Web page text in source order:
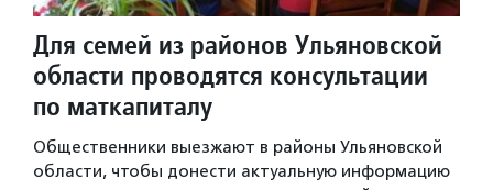
Для семей из районов Ульяновской
области проводятся консультации
по маткапиталу
Общественники выезжают в районы Ульяновской
области, чтобы донести актуальную информацию